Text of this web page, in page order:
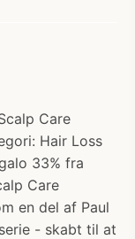
Care
Hair Loss
33% fra
Care
en del af Paul
- skabt til at